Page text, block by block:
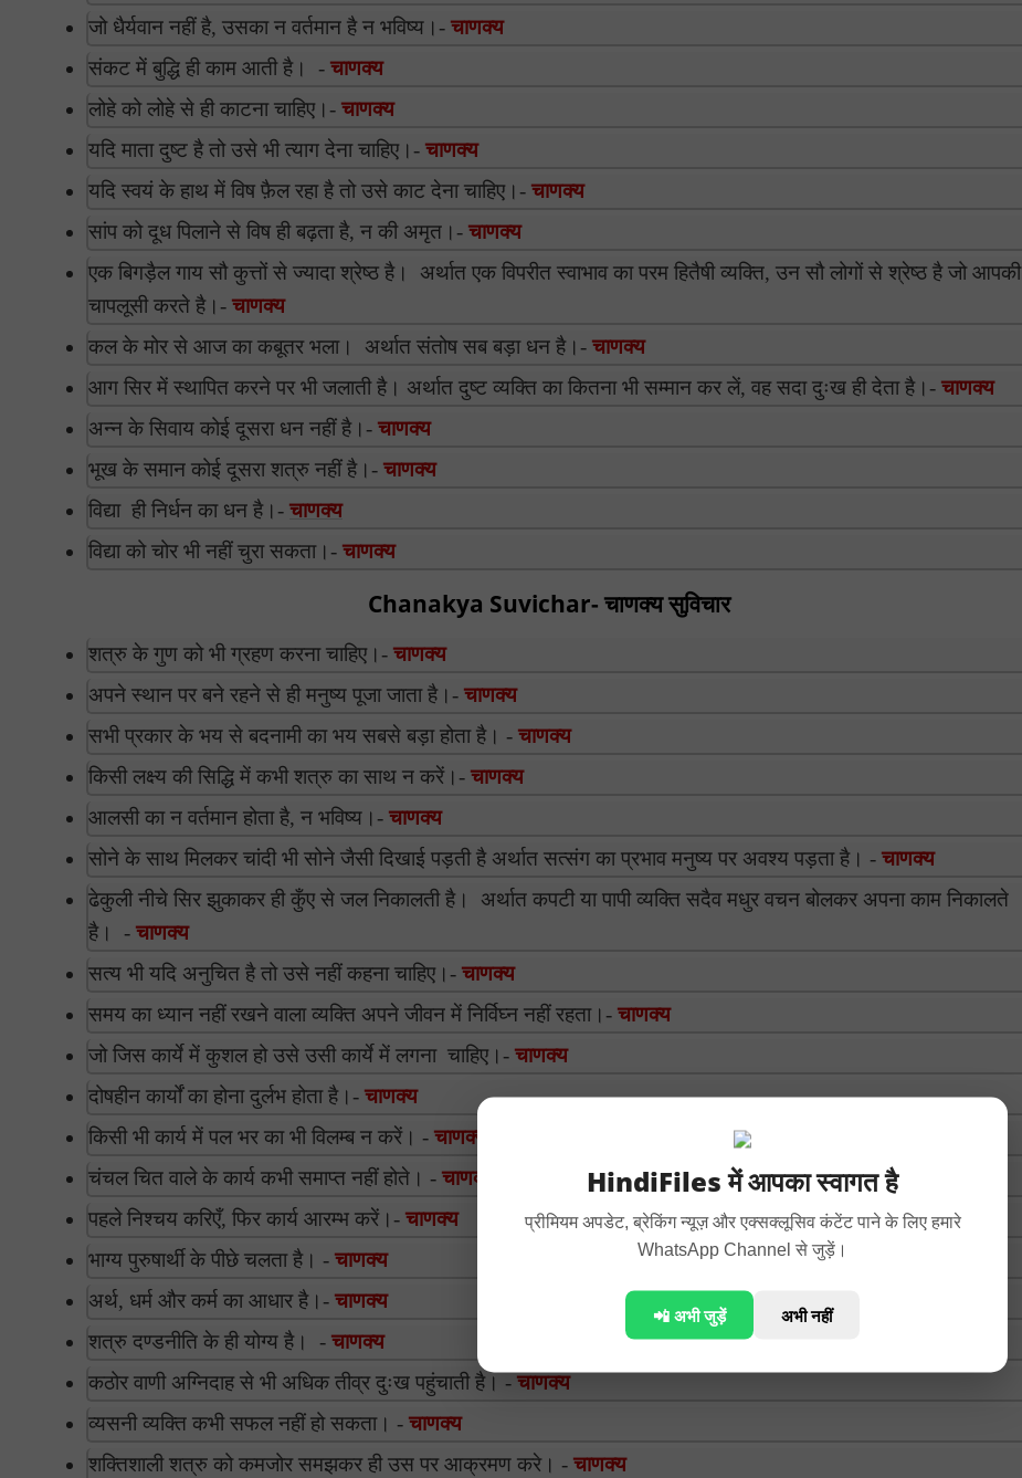
HindiFiles में आपका स्वागत है
प्रीमियम अपडेट, ब्रेकिंग न्यूज़ और एक्सक्लूसिव कंटेंट पाने के लिए हमारे
WhatsApp Channel से जुड़ें।
📲 अभी जुड़ें अभी नहीं
जो धैर्यवान नहीं है, उसका न वर्तमान है न भविष्य।- चाणक्य
संकट में बुद्धि ही काम आती है। - चाणक्य
लोहे को लोहे से ही काटना चाहिए।- चाणक्य
यदि माता दुष्ट है तो उसे भी त्याग देना चाहिए।- चाणक्य
यदि स्वयं के हाथ में विष फ़ैल रहा है तो उसे काट देना चाहिए।- चाणक्य
सांप को दूध पिलाने से विष ही बढ़ता है, न की अमृत।- चाणक्य
एक बिगड़ैल गाय सौ कुत्तों से ज्यादा श्रेष्ठ है। अर्थात एक विपरीत स्वाभाव का परम हितैषी व्यक्ति, उन सौ लोगों से श्रेष्ठ है जो आपकी
चापलूसी करते है।- चाणक्य
कल के मोर से आज का कबूतर भला। अर्थात संतोष सब बड़ा धन है।- चाणक्य
आग सिर में स्थापित करने पर भी जलाती है। अर्थात दुष्ट व्यक्ति का कितना भी सम्मान कर लें, वह सदा दुःख ही देता है।- चाणक्य
अन्न के सिवाय कोई दूसरा धन नहीं है।- चाणक्य
भूख के समान कोई दूसरा शत्रु नहीं है।- चाणक्य
विद्या ही निर्धन का धन है।- चाणक्य
विद्या को चोर भी नहीं चुरा सकता।- चाणक्य
Chanakya Suvichar- चाणक्य सुविचार
शत्रु के गुण को भी ग्रहण करना चाहिए।- चाणक्य
अपने स्थान पर बने रहने से ही मनुष्य पूजा जाता है।- चाणक्य
सभी प्रकार के भय से बदनामी का भय सबसे बड़ा होता है। - चाणक्य
किसी लक्ष्य की सिद्धि में कभी शत्रु का साथ न करें।- चाणक्य
आलसी का न वर्तमान होता है, न भविष्य।- चाणक्य
सोने के साथ मिलकर चांदी भी सोने जैसी दिखाई पड़ती है अर्थात सत्संग का प्रभाव मनुष्य पर अवश्य पड़ता है। - चाणक्य
ढेकुली नीचे सिर झुकाकर ही कुँए से जल निकालती है। अर्थात कपटी या पापी व्यक्ति सदैव मधुर वचन बोलकर अपना काम निकालते
है। - चाणक्य
सत्य भी यदि अनुचित है तो उसे नहीं कहना चाहिए।- चाणक्य
समय का ध्यान नहीं रखने वाला व्यक्ति अपने जीवन में निर्विघ्न नहीं रहता।- चाणक्य
जो जिस कार्ये में कुशल हो उसे उसी कार्ये में लगना चाहिए।- चाणक्य
दोषहीन कार्यों का होना दुर्लभ होता है।- चाणक्य
किसी भी कार्य में पल भर का भी विलम्ब न करें। - चाणक्य
चंचल चित वाले के कार्य कभी समाप्त नहीं होते। - चाणक्य
पहले निश्चय करिएँ, फिर कार्य आरम्भ करें।- चाणक्य
भाग्य पुरुषार्थी के पीछे चलता है। - चाणक्य
अर्थ, धर्म और कर्म का आधार है।- चाणक्य
शत्रु दण्डनीति के ही योग्य है। - चाणक्य
कठोर वाणी अग्निदाह से भी अधिक तीव्र दुःख पहुंचाती है। - चाणक्य
व्यसनी व्यक्ति कभी सफल नहीं हो सकता। - चाणक्य
शक्तिशाली शत्रु को कमजोर समझकर ही उस पर आक्रमण करे। - चाणक्य